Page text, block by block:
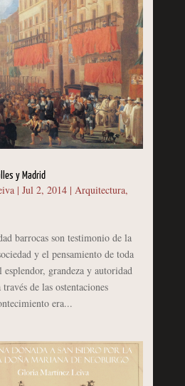
y Madrid
| Jul 2, 2014| Arquitectura,
barrocas son testimonio de la
y el pensamiento de toda
esplendor, grandeza y autoridad
de las ostentaciones
era...